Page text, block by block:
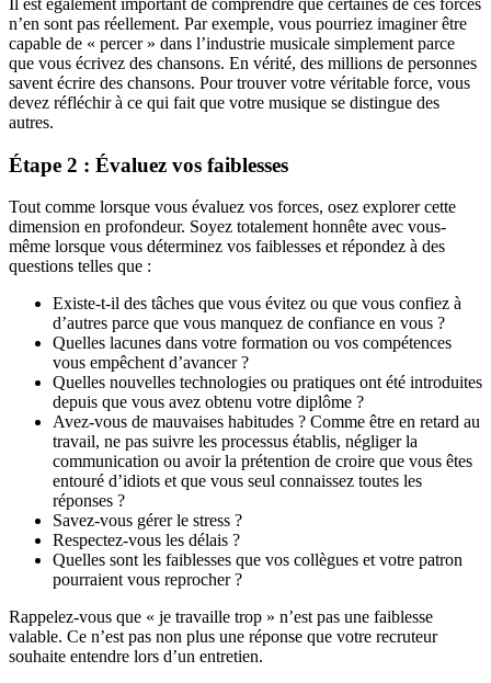
n’en sont pas réellement. Par exemple, vous pourriez imaginer être
capable de « percer » dans l’industrie musicale simplement parce
que vous écrivez des chansons. En vérité, des millions de personnes
savent écrire des chansons. Pour trouver votre véritable force, vous
devez réfléchir à ce qui fait que votre musique se distingue des
autres.
Étape 2 : Évaluez vos faiblesses
Tout comme lorsque vous évaluez vos forces, osez explorer cette
dimension en profondeur. Soyez totalement honnête avec vous-
même lorsque vous déterminez vos faiblesses et répondez à des
questions telles que :
Existe-t-il des tâches que vous évitez ou que vous confiez à
d’autres parce que vous manquez de confiance en vous ?
Quelles lacunes dans votre formation ou vos compétences
vous empêchent d’avancer ?
Quelles nouvelles technologies ou pratiques ont été introduites
depuis que vous avez obtenu votre diplôme ?
Avez-vous de mauvaises habitudes ? Comme être en retard au
travail, ne pas suivre les processus établis, négliger la
communication ou avoir la prétention de croire que vous êtes
entouré d’idiots et que vous seul connaissez toutes les
réponses ?
Savez-vous gérer le stress ?
Respectez-vous les délais ?
Quelles sont les faiblesses que vos collègues et votre patron
pourraient vous reprocher ?
Rappelez-vous que « je travaille trop » n’est pas une faiblesse
valable. Ce n’est pas non plus une réponse que votre recruteur
souhaite entendre lors d’un entretien.